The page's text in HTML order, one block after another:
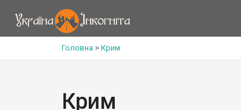
Головна > Крим
Крим